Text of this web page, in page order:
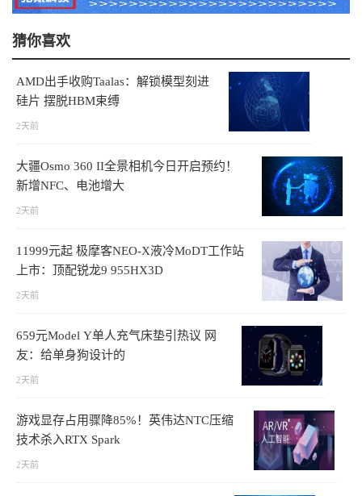
猜你喜欢
AMD出手收购Taalas：解锁模型刻进
硅片 摆脱HBM束缚
2天前
大疆Osmo 360 II全景相机今日开启预约！
新增NFC、电池增大
2天前
11999元起 极摩客NEO-X液冷MoDT工作站
上市：顶配锐龙9 955HX3D
2天前
659元Model Y单人充气床垫引热议 网
友：给单身狗设计的
2天前
游戏显存占用骤降85%！英伟达NTC压缩
技术杀入RTX Spark
2天前